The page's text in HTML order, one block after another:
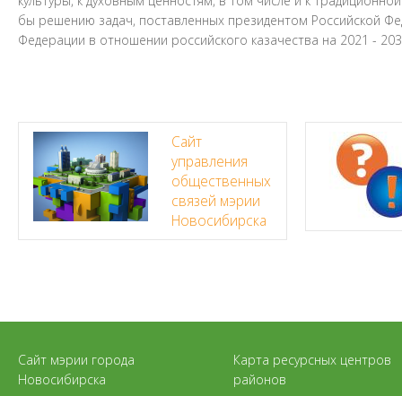
бы решению задач, поставленных президентом Российской
Федерации в отношении российского казачества на 2021 -
Сайт
управления
общественных
связей мэрии
Новосибирска
Сайт мэрии города
Новосибирска
Карта ресурсных центров
районов